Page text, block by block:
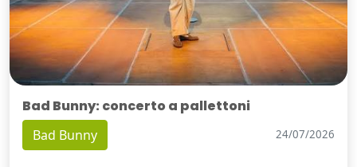
Bad Bunny: concerto a pallettoni
Bad Bunny 24/07/2026